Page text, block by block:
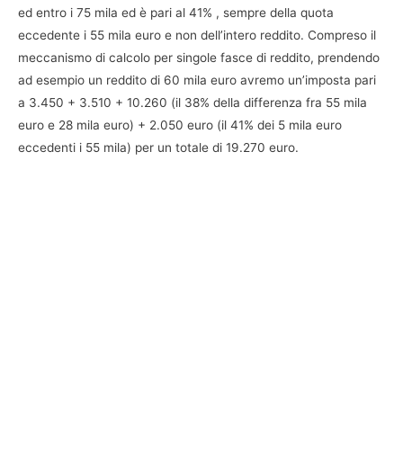
ed entro i 75 mila ed è pari al 41% , sempre della quota
eccedente i 55 mila euro e non dell’intero reddito. Compreso il
meccanismo di calcolo per singole fasce di reddito, prendendo
ad esempio un reddito di 60 mila euro avremo un’imposta pari
a 3.450 + 3.510 + 10.260 (il 38% della differenza fra 55 mila
euro e 28 mila euro) + 2.050 euro (il 41% dei 5 mila euro
eccedenti i 55 mila) per un totale di 19.270 euro.